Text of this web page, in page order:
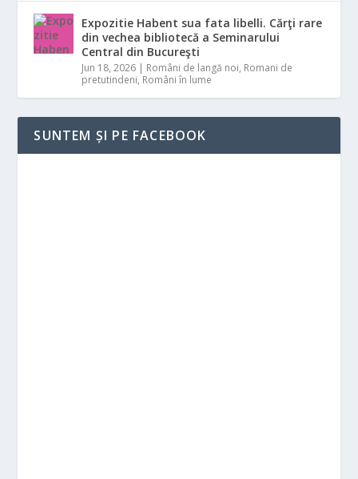
Expozitie Habent sua fata libelli. Cărţi rare
din vechea bibliotecă a Seminarului
Central din Bucureşti
Jun 18, 2026 | Români de langă noi, Romani de
pretutindeni, Români în lume
SUNTEM ȘI PE FACEBOOK